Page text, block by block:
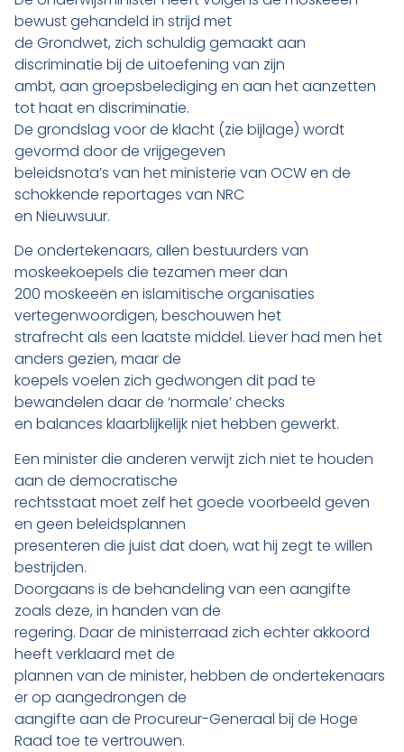
bewust gehandeld in strijd met
de Grondwet, zich schuldig gemaakt aan
discriminatie bij de uitoefening van zijn
ambt, aan groepsbelediging en aan het aanzetten
tot haat en discriminatie.
De grondslag voor de klacht (zie bijlage) wordt
gevormd door de vrijgegeven
beleidsnota’s van het ministerie van OCW en de
schokkende reportages van NRC
en Nieuwsuur.
De ondertekenaars, allen bestuurders van
moskeekoepels die tezamen meer dan
200 moskeeën en islamitische organisaties
vertegenwoordigen, beschouwen het
strafrecht als een laatste middel. Liever had men het
anders gezien, maar de
koepels voelen zich gedwongen dit pad te
bewandelen daar de ‘normale’ checks
en balances klaarblijkelijk niet hebben gewerkt.
Een minister die anderen verwijt zich niet te houden
aan de democratische
rechtsstaat moet zelf het goede voorbeeld geven
en geen beleidsplannen
presenteren die juist dat doen, wat hij zegt te willen
bestrijden.
Doorgaans is de behandeling van een aangifte
zoals deze, in handen van de
regering. Daar de ministerraad zich echter akkoord
heeft verklaard met de
plannen van de minister, hebben de ondertekenaars
er op aangedrongen de
aangifte aan de Procureur-Generaal bij de Hoge
Raad toe te vertrouwen.